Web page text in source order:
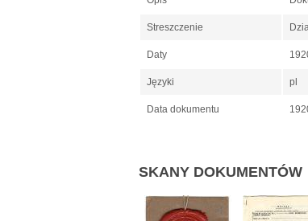
Streszczenie
Daty
Języki pl
Data dokumentu
SKANY DOKUMENTÓW